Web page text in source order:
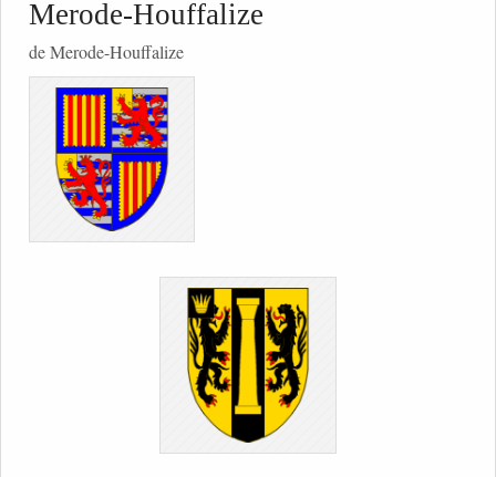
Merode-Houffalize
de Merode-Houffalize